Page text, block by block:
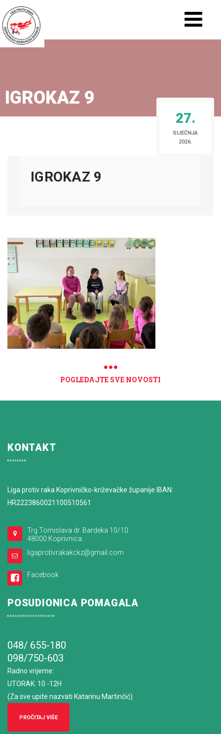
IGROKAZ 9
27.
SIJEČNJA
2026.
IGROKAZ 9
POGLEDAJTE SVE NOVOSTI
KONTAKT
Liga protiv raka Koprivničko-križevačke županije IBAN:
HR2223860021100510561
Trg Tomislava dr. Bardeka 10/10
48000 Koprivnica
ligaprotivrakakckz@gmail.com
Facebook
POSUDIONICA POMAGALA
048/ 655-180
098/750-603
Radno vrijeme:
UTORAK: 10 -12H
(Za sve upite nazvati Katarinu Martinčić)
PROČITAJ VIŠE